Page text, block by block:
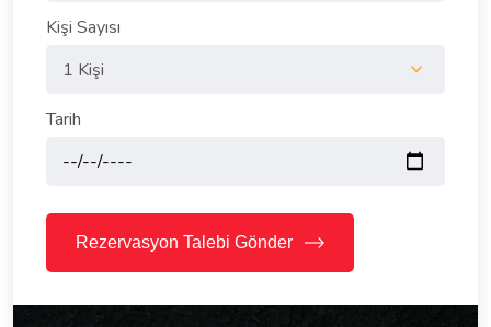
Kişi Sayısı
Tarih
Rezervasyon Talebi Gönder